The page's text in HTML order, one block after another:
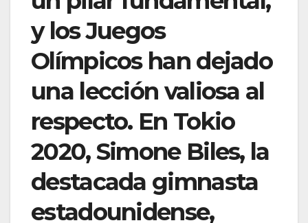
y los Juegos
Olímpicos han dejado
una lección valiosa al
respecto. En Tokio
2020, Simone Biles, la
destacada gimnasta
estadounidense,